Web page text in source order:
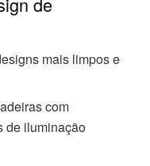
mais limpos e
com
de iluminação